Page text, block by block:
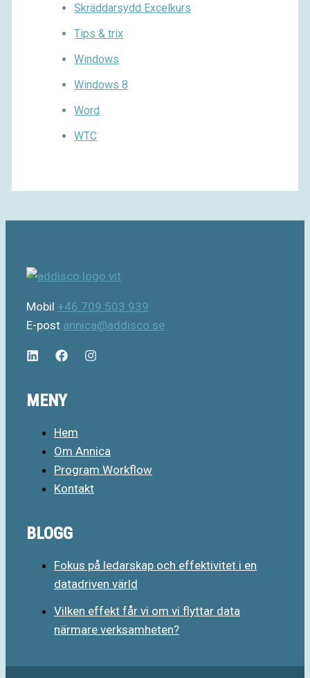
Skräddarsydd Excelkurs
Tips & trix
Windows
Windows 8
Word
WTC
Mobil +46 709 503 939
E-post annica@addisco.se
MENY
Hem
Om Annica
Program Workflow
Kontakt
BLOGG
Fokus på ledarskap och effektivitet i en
datadriven värld
Vilken effekt får vi om vi flyttar data
närmare verksamheten?